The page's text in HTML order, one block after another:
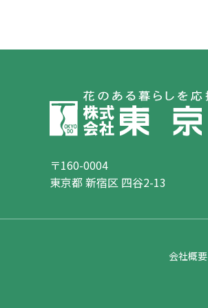
〒160-0004
東京都 新宿区 四谷2-13
会社概要